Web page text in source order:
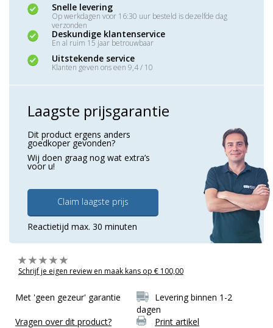
Snelle levering
Op werkdagen voor 16:30 uur besteld is dezelfde dag
verzonden
Deskundige klantenservice
En al ruim 15 jaar betrouwbaar
Uitstekende service
Klanten geven ons een 9,4 / 10
Laagste prijsgarantie
Dit product ergens anders
goedkoper gevonden?
Wij doen graag nog wat extra’s
voor u!
Claim laagste prijs
Reactietijd max. 30 minuten
Schrijf je eigen review en maak kans op € 100,00
Met 'geen gezeur' garantie
Levering binnen 1-2
dagen
Vragen over dit product?
Print artikel